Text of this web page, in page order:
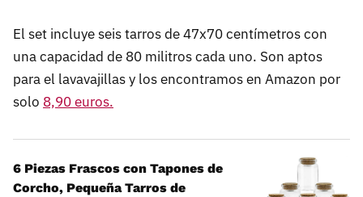
El set incluye seis tarros de 47x70 centímetros con
una capacidad de 80 militros cada uno. Son aptos
para el lavavajillas y los encontramos en Amazon por
solo 8,90 euros.
6 Piezas Frascos con Tapones de
Corcho, Pequeña Tarros de